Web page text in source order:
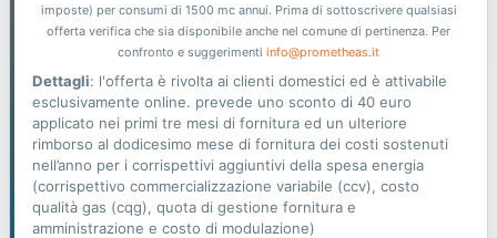
imposte) per consumi di 1500 mc annui. Prima di sottoscrivere qualsiasi
offerta verifica che sia disponibile anche nel comune di pertinenza. Per
confronto e suggerimenti info@prometheas.it
Dettagli: l'offerta è rivolta ai clienti domestici ed è attivabile
esclusivamente online. prevede uno sconto di 40 euro
applicato nei primi tre mesi di fornitura ed un ulteriore
rimborso al dodicesimo mese di fornitura dei costi sostenuti
nell’anno per i corrispettivi aggiuntivi della spesa energia
(corrispettivo commercializzazione variabile (ccv), costo
qualità gas (cqg), quota di gestione fornitura e
amministrazione e costo di modulazione)